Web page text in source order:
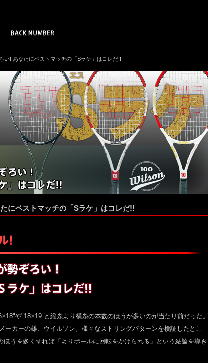
い! あなたにベストマッチの「Sラケ」はコレだ!!
にベストマッチの「Sラケ」はコレだ!!
や"18×19"と縦糸より横糸の本数のほうが多いのが当たり前だった
ーカーの雄、ウイルソン。様々なストリングパターンを検証したとこ
うを多くすれば「よりボールに回転をかけられる」という結論を導き